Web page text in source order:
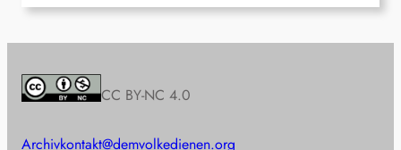
CC BY-NC 4.0
Archivkontakt@demvolkedienen.org